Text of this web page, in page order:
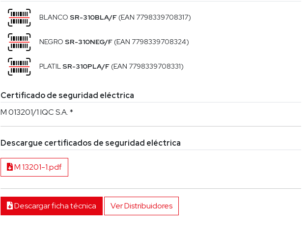
BLANCO SR-310BLA/F (EAN 7798339708317)
NEGRO SR-310NEG/F (EAN 7798339708324)
PLATILSR-310PLA/F (EAN 7798339708331)
Certificado de seguridad eléctrica
M 013201/1 IQC S.A. *
Descargue certificados de seguridad eléctrica
M 13201-1.pdf
Descargar ficha técnica Ver Distribuidores